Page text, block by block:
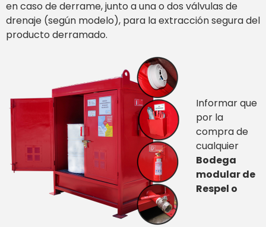
en caso de derrame, junto a una o dos válvulas de
drenaje (según modelo), para la extracción segura del
producto derramado.
Informar que
por la
compra de
cualquier
Bodega
modular de
Respel o